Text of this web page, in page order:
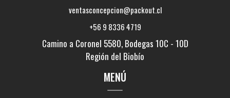
ventasconcepcion@packout.cl
+56 9 8336 4719
Camino a Coronel 5580, Bodegas 10C - 10D
Región del Biobío
MENÚ